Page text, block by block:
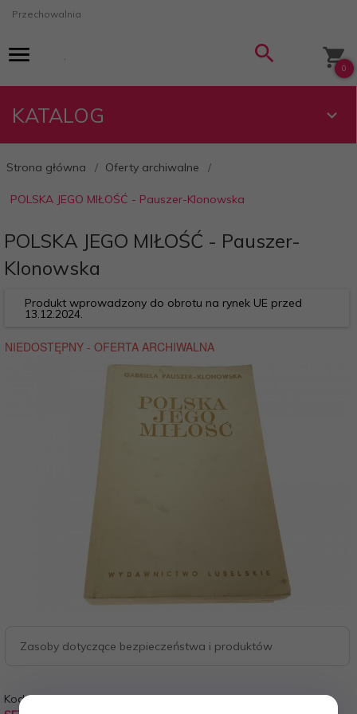
Przechowalnia
0
KATALOG
Strona główna Oferty archiwalne
POLSKA JEGO MIŁOŚĆ - Pauszer-Klonowska
POLSKA JEGO MIŁOŚĆ - Pauszer-
Klonowska
Produkt wprowadzony do obrotu na rynek UE przed
13.12.2024.
Zasoby dotyczące bezpieczeństwa i produktów
Kod:
Stan: